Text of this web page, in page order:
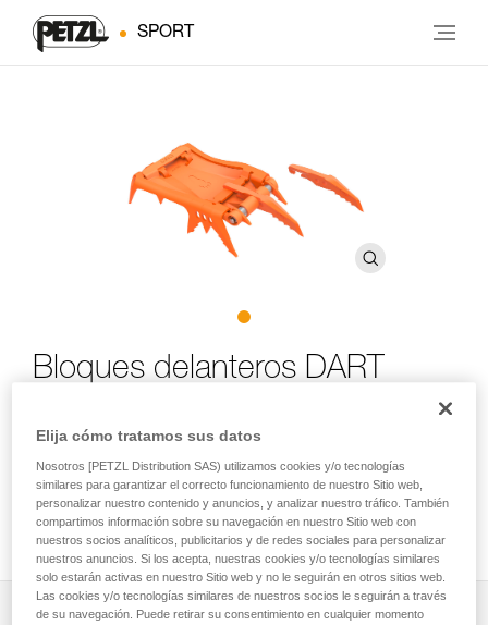
SPORT
Bloques delanteros DART
Partes delanteras de los crampones DART, adaptables a
la mayoría de los crampones Petzl
Partes delanteras de los crampones DART para reemplazar
los bloques delanteros o para transformar los crampones
IRVIS, VASAK, SARKEN o LYNX.
Descripción
Elija cómo tratamos sus datos
Nosotros [PETZL Distribution SAS) utilizamos cookies y/o tecnologías
similares para garantizar el correcto funcionamiento de nuestro Sitio web,
personalizar nuestro contenido y anuncios, y analizar nuestro tráfico. También
compartimos información sobre su navegación en nuestro Sitio web con
nuestros socios analíticos, publicitarios y de redes sociales para personalizar
nuestros anuncios. Si los acepta, nuestras cookies y/o tecnologías similares
solo estarán activas en nuestro Sitio web y no le seguirán en otros sitios web.
Las cookies y/o tecnologías similares de nuestros socios le seguirán a través
de su navegación. Puede retirar su consentimiento en cualquier momento